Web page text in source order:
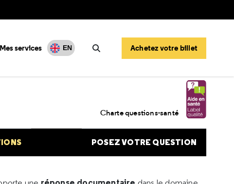
Mes services EN
Rechercher
Achetez votre billet
Charte questions-santé
POSEZ VOTRE QUESTION